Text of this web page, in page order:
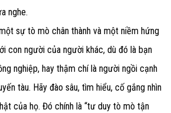
nghe.
sự tò mò chân thành và một niềm hứng
con người của người khác, dù đó là bạn
nghiệp, hay thậm chí là người ngồi cạnh
tàu. Hãy đào sâu, tìm hiểu, cố gắng nhìn
của họ. Đó chính là “tư duy tò mò tận